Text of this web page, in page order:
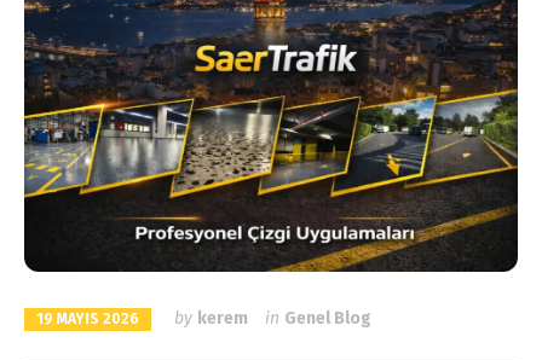
19 MAYIS 2026 by kerem in Genel Blog